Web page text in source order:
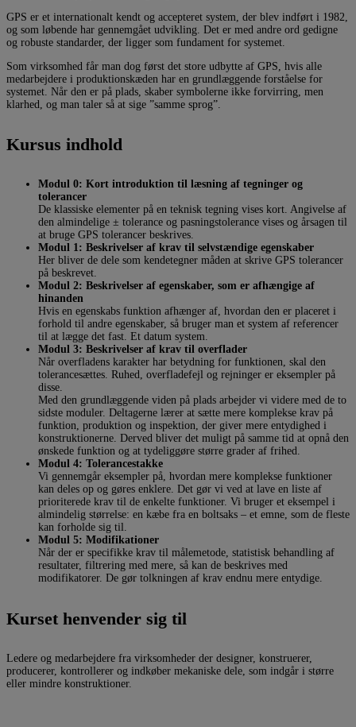
GPS er et internationalt kendt og accepteret system, der blev indført i 1982,
og som løbende har gennemgået udvikling. Det er med andre ord gedigne
og robuste standarder, der ligger som fundament for systemet.
Som virksomhed får man dog først det store udbytte af GPS, hvis alle
medarbejdere i produktionskæden har en grundlæggende forståelse for
systemet. Når den er på plads, skaber symbolerne ikke forvirring, men
klarhed, og man taler så at sige ”samme sprog”.
Kursus indhold
Modul 0: Kort introduktion til læsning af tegninger og
tolerancer
De klassiske elementer på en teknisk tegning vises kort. Angivelse af
den almindelige ± tolerance og pasningstolerance vises og årsagen til
at bruge GPS tolerancer beskrives.
Modul 1: Beskrivelser af krav til selvstændige egenskaber
Her bliver de dele som kendetegner måden at skrive GPS tolerancer
på beskrevet.
Modul 2: Beskrivelser af egenskaber, som er afhængige af
hinanden
Hvis en egenskabs funktion afhænger af, hvordan den er placeret i
forhold til andre egenskaber, så bruger man et system af referencer
til at lægge det fast. Et datum system.
Modul 3: Beskrivelser af krav til overflader
Når overfladens karakter har betydning for funktionen, skal den
tolerancesættes. Ruhed, overfladefejl og rejninger er eksempler på
disse.
Med den grundlæggende viden på plads arbejder vi videre med de to
sidste moduler. Deltagerne lærer at sætte mere komplekse krav på
funktion, produktion og inspektion, der giver mere entydighed i
konstruktionerne. Derved bliver det muligt på samme tid at opnå den
ønskede funktion og at tydeliggøre større grader af frihed.
Modul 4: Tolerancestakke
Vi gennemgår eksempler på, hvordan mere komplekse funktioner
kan deles op og gøres enklere. Det gør vi ved at lave en liste af
prioriterede krav til de enkelte funktioner. Vi bruger et eksempel i
almindelig størrelse: en kæbe fra en boltsaks – et emne, som de fleste
kan forholde sig til.
Modul 5: Modifikationer
Når der er specifikke krav til målemetode, statistisk behandling af
resultater, filtrering med mere, så kan de beskrives med
modifikatorer. De gør tolkningen af krav endnu mere entydige.
Kurset henvender sig til
Ledere og medarbejdere fra virksomheder der designer, konstruerer,
producerer, kontrollerer og indkøber mekaniske dele, som indgår i større
eller mindre konstruktioner.